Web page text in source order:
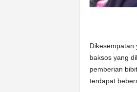
Dikesempatan
baksos yang
pemberian
terdapat